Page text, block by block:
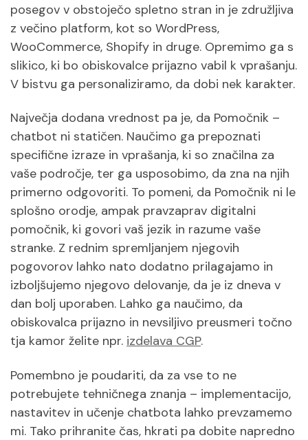
posegov v obstoječo spletno stran in je združljiva
z večino platform, kot so WordPress,
WooCommerce, Shopify in druge. Opremimo ga s
slikico, ki bo obiskovalce prijazno vabil k vprašanju.
V bistvu ga personaliziramo, da dobi nek karakter.
Največja dodana vrednost pa je, da Pomočnik –
chatbot ni statičen. Naučimo ga prepoznati
specifične izraze in vprašanja, ki so značilna za
vaše področje, ter ga usposobimo, da zna na njih
primerno odgovoriti. To pomeni, da Pomočnik ni le
splošno orodje, ampak pravzaprav digitalni
pomočnik, ki govori vaš jezik in razume vaše
stranke. Z rednim spremljanjem njegovih
pogovorov lahko nato dodatno prilagajamo in
izboljšujemo njegovo delovanje, da je iz dneva v
dan bolj uporaben. Lahko ga naučimo, da
obiskovalca prijazno in nevsiljivo preusmeri točno
tja kamor želite npr. izdelava CGP.
Pomembno je poudariti, da za vse to ne
potrebujete tehničnega znanja – implementacijo,
nastavitev in učenje chatbota lahko prevzamemo
mi. Tako prihranite čas, hkrati pa dobite napredno